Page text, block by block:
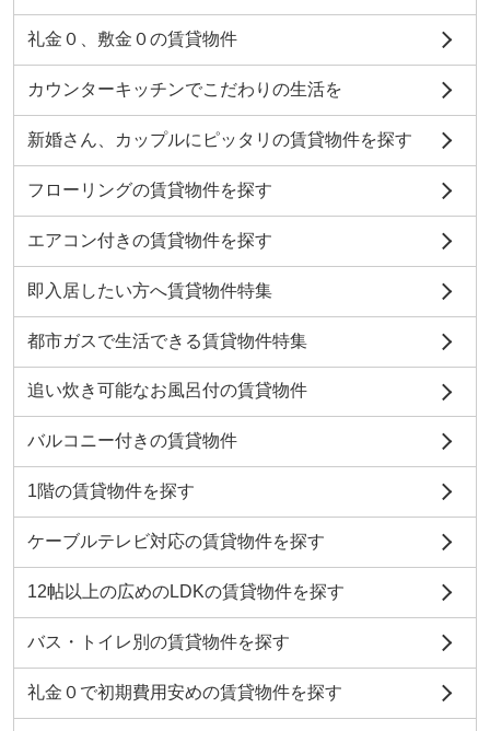
礼金０、敷金０の賃貸物件
カウンターキッチンでこだわりの生活を
新婚さん、カップルにピッタリの賃貸物件を探す
フローリングの賃貸物件を探す
エアコン付きの賃貸物件を探す
即入居したい方へ賃貸物件特集
都市ガスで生活できる賃貸物件特集
追い炊き可能なお風呂付の賃貸物件
バルコニー付きの賃貸物件
1階の賃貸物件を探す
ケーブルテレビ対応の賃貸物件を探す
12帖以上の広めのLDKの賃貸物件を探す
バス・トイレ別の賃貸物件を探す
礼金０で初期費用安めの賃貸物件を探す